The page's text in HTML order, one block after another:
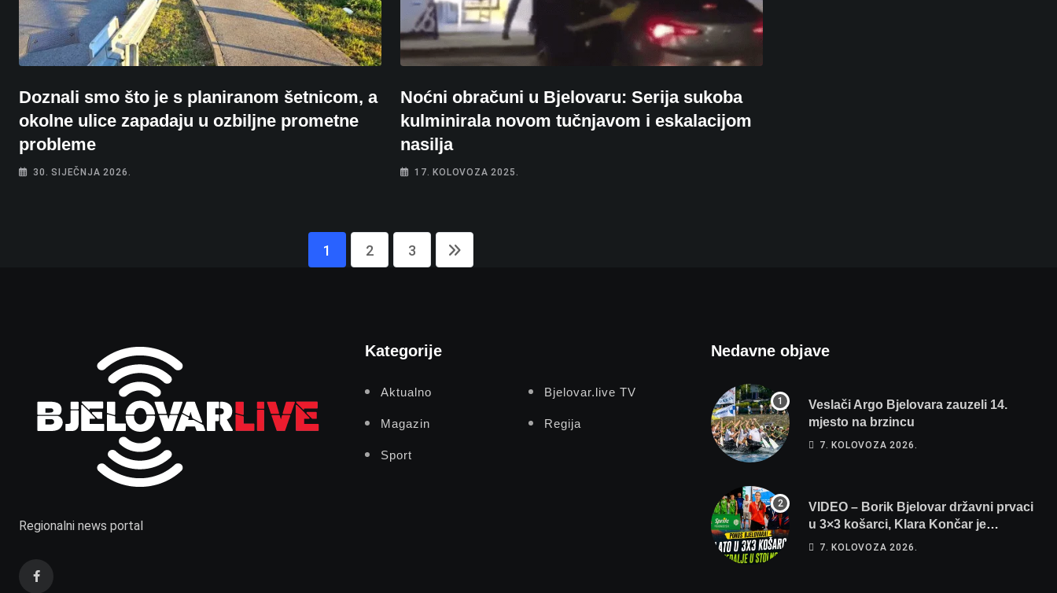
Doznali smo što je s planiranom šetnicom, a
okolne ulice zapadaju u ozbiljne prometne
probleme
30. SIJEČNJA 2026.
Noćni obračuni u Bjelovaru: Serija sukoba
kulminirala novom tučnjavom i eskalacijom
nasilja
17. KOLOVOZA 2025.
1 2 3
Regionalni news portal
Kategorije
Aktualno Bjelovar.live TV
Magazin Regija
Sport
Nedavne objave
Veslači Argo Bjelovara zauzeli 14.
mjesto na brzincu
7. KOLOVOZA 2026.
VIDEO – Borik Bjelovar državni prvaci
u 3×3 košarci, Klara Končar je
prvakinja Hrvatske u stolnom tenisu!
7. KOLOVOZA 2026.